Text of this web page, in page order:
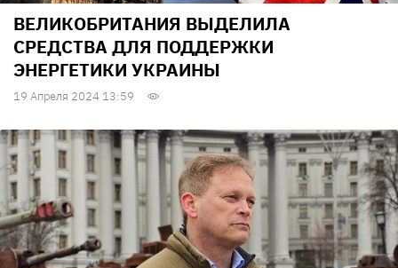
ВЕЛИКОБРИТАНИЯ ВЫДЕЛИЛА
СРЕДСТВА ДЛЯ ПОДДЕРЖКИ
ЭНЕРГЕТИКИ УКРАИНЫ
19 Апреля 2024 13:59